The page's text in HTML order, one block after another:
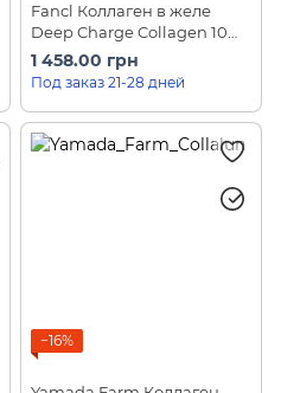
Fancl Коллаген в желе
Deep Charge Collagen 10
шт на 10 дней
1 458.00 грн
Под заказ 21-28 дней
−16%